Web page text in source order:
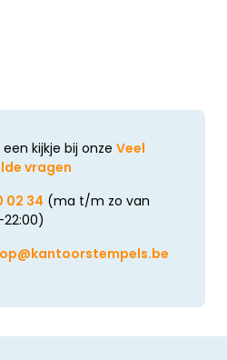
kijkje bij onze Veel
vragen
02 34 (ma t/m zo van